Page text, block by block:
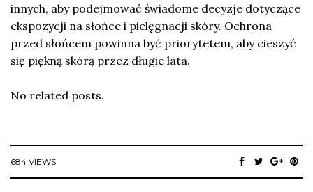
innych, aby podejmować świadome decyzje dotyczące
ekspozycji na słońce i pielęgnacji skóry. Ochrona
przed słońcem powinna być priorytetem, aby cieszyć
się piękną skórą przez długie lata.
No related posts.
684 VIEWS